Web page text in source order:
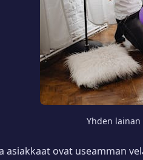
Yhden
asiakkaat ovat useamman